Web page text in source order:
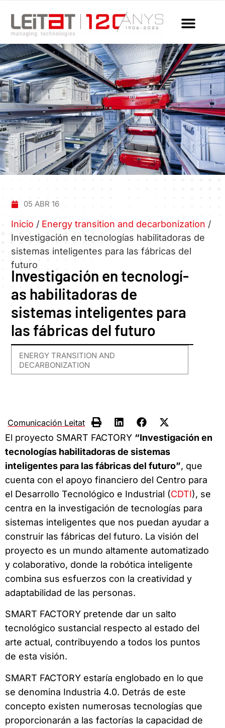
05 ABR 16
Inicio / Energy transition and decarbonization /
Investigación en tecnologí­as habilitadoras de
sistemas inteligentes para las fábricas del
futuro
Investigación en tecnologí­
as habilitadoras de
sistemas inteligentes para
las fábricas del futuro
ENERGY TRANSITION AND
DECARBONIZATION
Comunicación Leitat
El proyecto SMART FACTORY “Investigación en
tecnologías habilitadoras de sistemas
inteligentes para las fábricas del futuro”, que
cuenta con el apoyo financiero del Centro para
el Desarrollo Tecnológico e Industrial (CDTI), se
centra en la investigación de tecnologías para
sistemas inteligentes que nos puedan ayudar a
construir las fábricas del futuro. La visión del
proyecto es un mundo altamente automatizado
y colaborativo, donde la robótica inteligente
combina sus esfuerzos con la creatividad y
adaptabilidad de las personas.
SMART FACTORY pretende dar un salto
tecnológico sustancial respecto al estado del
arte actual, contribuyendo a todos los puntos
de esta visión.
SMART FACTORY estaría englobado en lo que
se denomina Industria 4.0. Detrás de este
concepto existen numerosas tecnologías que
proporcionarán a las factorías la capacidad de